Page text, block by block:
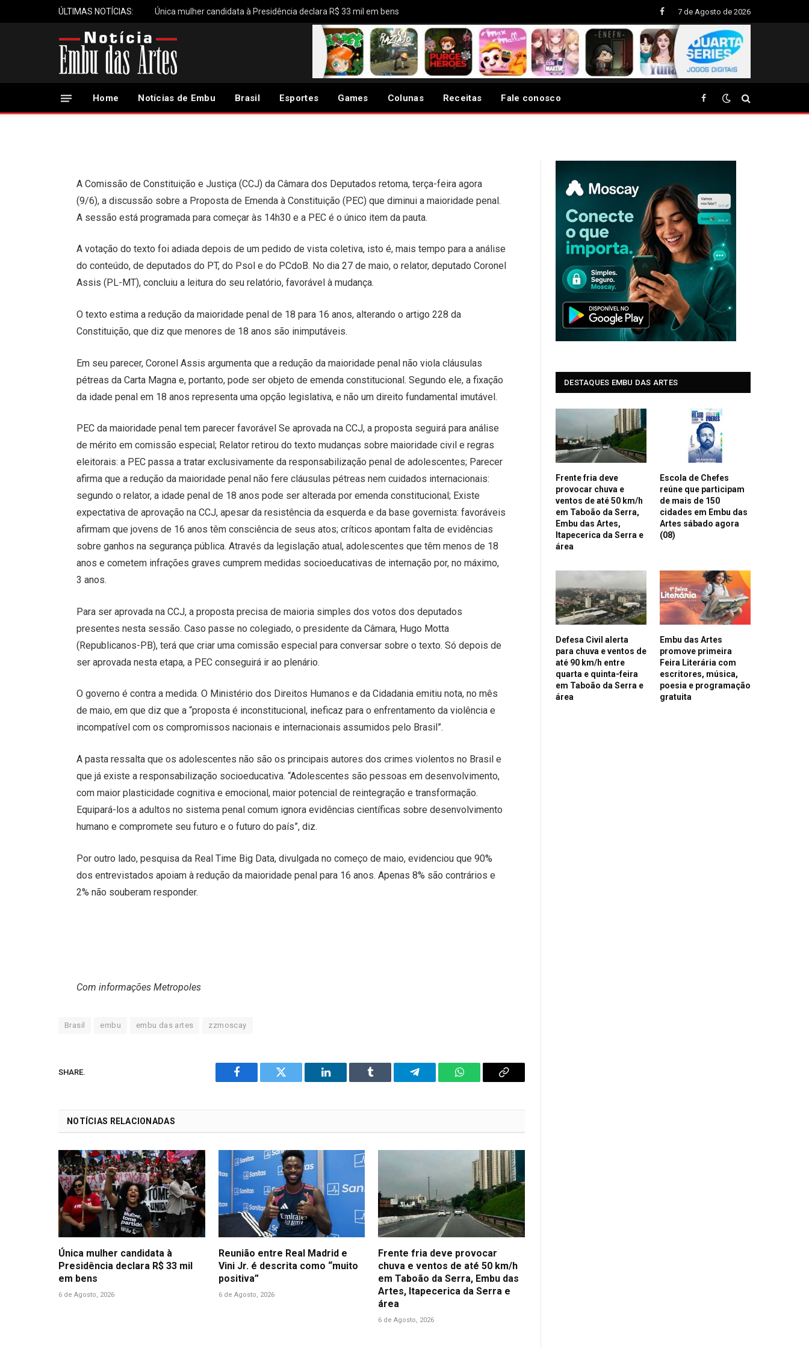
ÚLTIMAS NOTÍCIAS: Reunião entre Real Madrid e Vini Jr. é descrita como “muito positiva”
Facebook
7 de Agosto de 2026
Home Notícias de Embu Brasil Esportes Games Colunas Receitas Fale conosco Facebook
CCJ da Câmara retoma discussão sobre PEC da
maioridade penal nesta terça
9 de Junho, 2026
A Comissão de Constituição e Justiça (CCJ) da Câmara dos Deputados retoma, terça-feira agora
(9/6), a discussão sobre a Proposta de Emenda à Constituição (PEC) que diminui a maioridade penal.
A sessão está programada para começar às 14h30 e a PEC é o único item da pauta.
A votação do texto foi adiada depois de um pedido de vista coletiva, isto é, mais tempo para a análise
do conteúdo, de deputados do PT, do Psol e do PCdoB. No dia 27 de maio, o relator, deputado Coronel
Assis (PL-MT), concluiu a leitura do seu relatório, favorável à mudança.
O texto estima a redução da maioridade penal de 18 para 16 anos, alterando o artigo 228 da
Constituição, que diz que menores de 18 anos são inimputáveis.
Em seu parecer, Coronel Assis argumenta que a redução da maioridade penal não viola cláusulas
pétreas da Carta Magna e, portanto, pode ser objeto de emenda constitucional. Segundo ele, a fixação
da idade penal em 18 anos representa uma opção legislativa, e não um direito fundamental imutável.
PEC da maioridade penal tem parecer favorável Se aprovada na CCJ, a proposta seguirá para análise
de mérito em comissão especial; Relator retirou do texto mudanças sobre maioridade civil e regras
eleitorais: a PEC passa a tratar exclusivamente da responsabilização penal de adolescentes; Parecer
afirma que a redução da maioridade penal não fere cláusulas pétreas nem cuidados internacionais:
segundo o relator, a idade penal de 18 anos pode ser alterada por emenda constitucional; Existe
expectativa de aprovação na CCJ, apesar da resistência da esquerda e da base governista: favoráveis
afirmam que jovens de 16 anos têm consciência de seus atos; críticos apontam falta de evidências
sobre ganhos na segurança pública. Através da legislação atual, adolescentes que têm menos de 18
anos e cometem infrações graves cumprem medidas socioeducativas de internação por, no máximo,
3 anos.
Para ser aprovada na CCJ, a proposta precisa de maioria simples dos votos dos deputados
presentes nesta sessão. Caso passe no colegiado, o presidente da Câmara, Hugo Motta
(Republicanos-PB), terá que criar uma comissão especial para conversar sobre o texto. Só depois de
ser aprovada nesta etapa, a PEC conseguirá ir ao plenário.
O governo é contra a medida. O Ministério dos Direitos Humanos e da Cidadania emitiu nota, no mês
de maio, em que diz que a “proposta é inconstitucional, ineficaz para o enfrentamento da violência e
incompatível com os compromissos nacionais e internacionais assumidos pelo Brasil”.
A pasta ressalta que os adolescentes não são os principais autores dos crimes violentos no Brasil e
que já existe a responsabilização socioeducativa. “Adolescentes são pessoas em desenvolvimento,
com maior plasticidade cognitiva e emocional, maior potencial de reintegração e transformação.
Equipará-los a adultos no sistema penal comum ignora evidências científicas sobre desenvolvimento
humano e compromete seu futuro e o futuro do país”, diz.
Por outro lado, pesquisa da Real Time Big Data, divulgada no começo de maio, evidenciou que 90%
dos entrevistados apoiam à redução da maioridade penal para 16 anos. Apenas 8% são contrários e
2% não souberam responder.
Com informações Metropoles
Brasil embu embu das artes zzmoscay
SHARE.
Facebook Twitter LinkedIn Tumblr Telegram WhatsAppCopy
NOTÍCIAS RELACIONADAS
Única mulher candidata à
Presidência declara R$ 33 mil
em bens
6 de Agosto, 2026
Reunião entre Real Madrid e
Vini Jr. é descrita como “muito
positiva”
6 de Agosto, 2026
Frente fria deve provocar
chuva e ventos de até 50 km/h
em Taboão da Serra, Embu das
Artes, Itapecerica da Serra e
área
6 de Agosto, 2026
DESTAQUES EMBU DAS ARTES
Frente fria deve
provocar chuva e
ventos de até 50 km/h
em Taboão da Serra,
Embu das Artes,
Itapecerica da Serra e
área
Escola de Chefes
reúne que participam
de mais de 150
cidades em Embu das
Artes sábado agora
(08)
Defesa Civil alerta
para chuva e ventos de
até 90 km/h entre
quarta e quinta-feira
em Taboão da Serra e
área
Embu das Artes
promove primeira
Feira Literária com
escritores, música,
poesia e programação
gratuita